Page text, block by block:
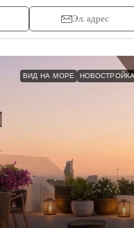
Эл. адрес
ВИД НА МОРЕ НОВОСТРОЙКА